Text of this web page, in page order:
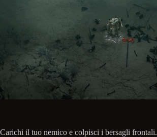
Carichi il tuo nemico e colpisci i bersagli frontali.